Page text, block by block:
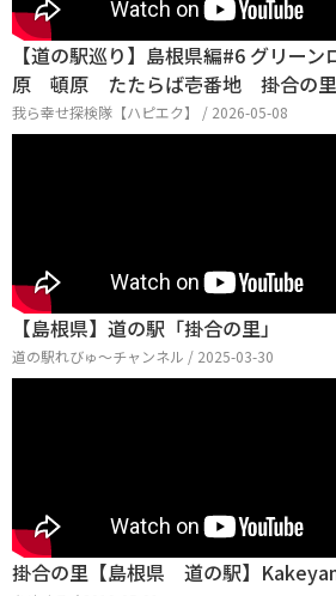
【道の駅巡り】島根県編#6 グリー
原 頓原 たたらば壱番地 掛合の里
我ら幸せ探検隊【ハピエク】 / 2026-05-08
【島根県】道の駅「掛合の里」
道の駅れびゅ〜チャンネル / 2025-03-30
掛合の里【島根県 道の駅】